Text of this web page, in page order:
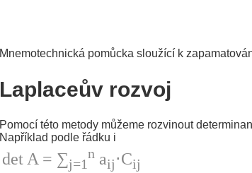
Mnemotechnická pomůcka sloužící k
Laplaceův rozvoj
Pomocí této metody můžeme rozvinout
Například podle řádku i
det A = ∑j=1
n aij⋅Cij